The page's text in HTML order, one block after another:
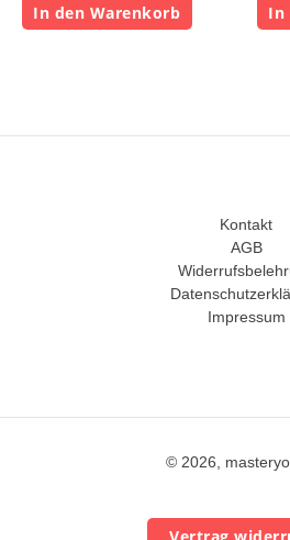
In den Warenkorb In
Kontakt
AGB
Impressum
© 2026,
Vertrag